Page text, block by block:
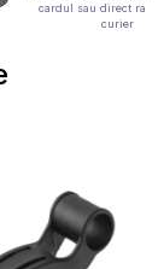
cardul sau direct
curier